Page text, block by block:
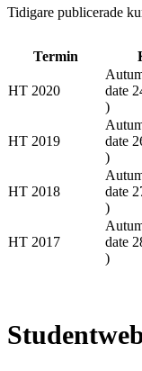
Tidigare publicerade
Termin
HT 2020
date
)
HT 2019
date
)
HT 2018
date
)
HT 2017
date
)